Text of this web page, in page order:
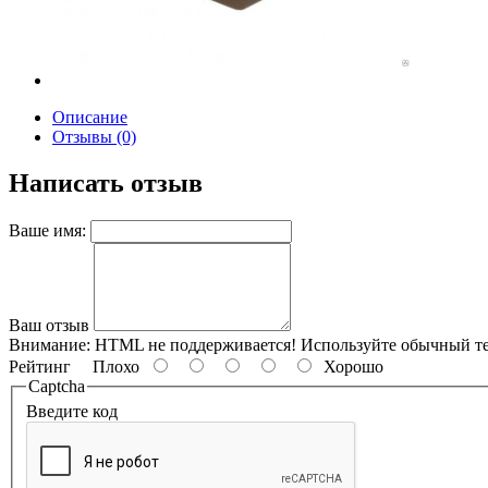
Описание
Отзывы (0)
Написать отзыв
Ваше имя:
Ваш отзыв
Внимание: HTML не поддерживается! Используйте обычный
Рейтинг Плохо
Хорошо
Captcha
Введите код